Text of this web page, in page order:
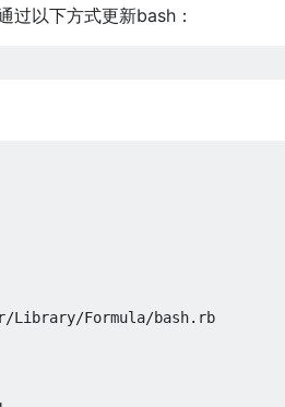
过以下方式更新bash：
/Library/Formula/bash.